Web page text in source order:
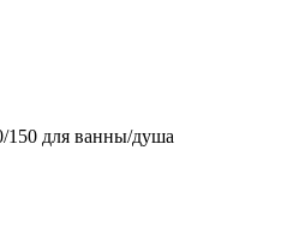
150 для ванны/душа